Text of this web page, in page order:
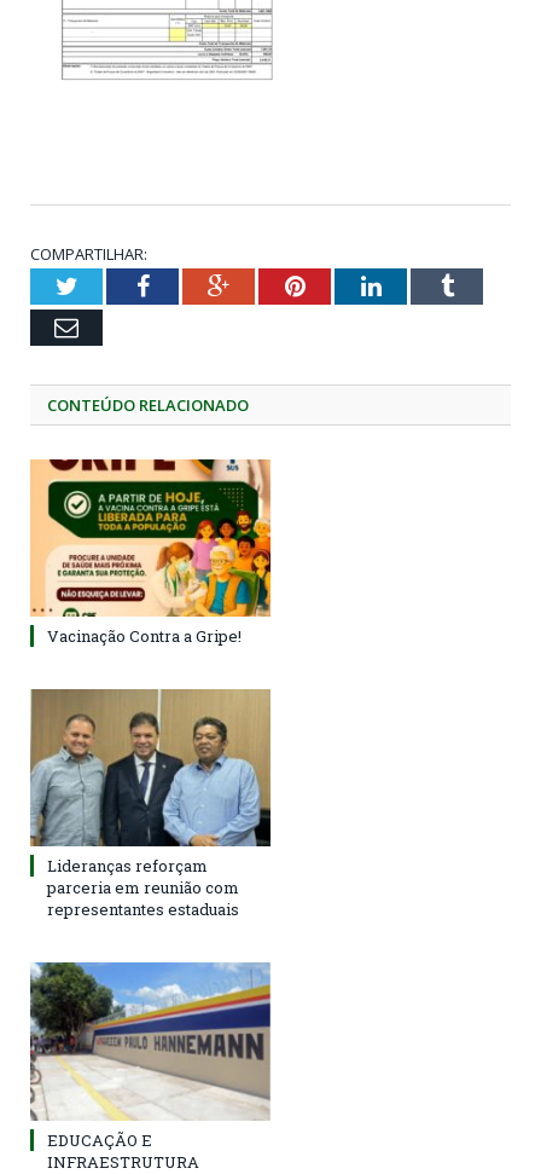
COMPARTILHAR:
TwitterFacebookGoogle+PinterestLinkedInTumblr
Email
CONTEÚDO RELACIONADO
Vacinação Contra a Gripe!
Lideranças reforçam
parceria em reunião com
representantes estaduais
EDUCAÇÃO E
INFRAESTRUTURA